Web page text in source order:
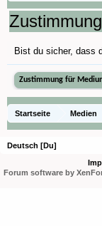
Erycina crista-galli
Bist du sicher, dass
Startseite Medien
Erycina crista-galli
Deutsch [Du]
Forum software by